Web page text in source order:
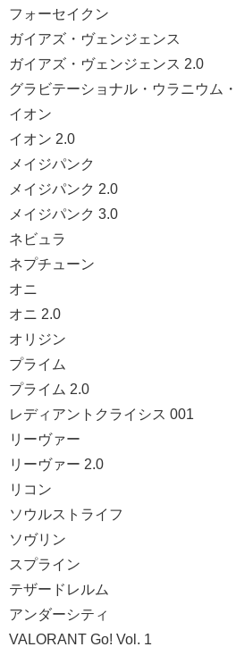
フォーセイクン
ガイアズ・ヴェンジェンス
ガイアズ・ヴェンジェンス 2.0
グラビテーショナル・ウラニウム
イオン
イオン 2.0
メイジパンク
メイジパンク 2.0
メイジパンク 3.0
ネビュラ
ネプチューン
オニ
オニ 2.0
オリジン
プライム
プライム 2.0
レディアントクライシス 001
リーヴァー
リーヴァー 2.0
リコン
ソウルストライフ
ソヴリン
スプライン
テザードレルム
アンダーシティ
VALORANT Go! Vol. 1